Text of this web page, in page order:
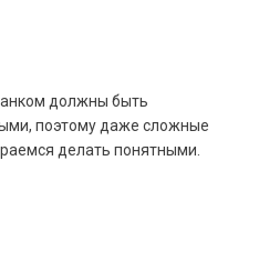
должны быть
поэтому даже сложные
делать понятными.